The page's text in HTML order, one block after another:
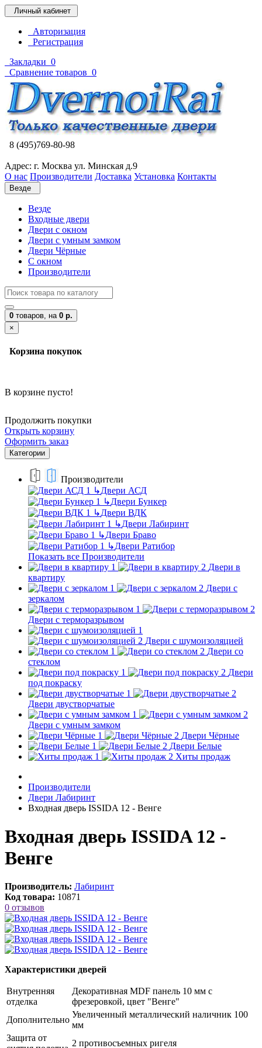
Личный кабинет
Авторизация
Регистрация
Закладки 0
Сравнение товаров 0
8 (495)769-80-98
Адрес: г. Москва ул. Минская д.9
О нас Производители Доставка Установка Контакты
Везде
Везде
Входные двери
Двери с окном
Двери с умным замком
Двери Чёрные
C окном
Производители
0 товаров, на 0 р.
×
Корзина покупок
В корзине пусто!
Продолжить покупки
Открыть корзину
Оформить заказ
Категории
Производители
↳Двери АСД
↳Двери Бункер
↳Двери ВДК
↳Двери Лабиринт
↳Двери Браво
↳Двери Ратибор
Показать все Производители
Двери в
квартиру
Двери с
зеркалом
Двери с терморазрывом
Двери с шумоизоляцией
Двери со
стеклом
Двери
под покраску
Двери двустворчатые
Двери с умным замком
Двери Чёрные
Двери Белые
Хиты продаж
Производители
Двери Лабиринт
Входная дверь ISSIDA 12 - Венге
Входная дверь ISSIDA 12 -
Венге
Производитель: Лабиринт
Код товара: 10871
0 отзывов
Характеристики дверей
Внутренняя
отделка
Декоративная MDF панель 10 мм с
фрезеровкой, цвет "Венге"
Дополнительно
Увеличенный металлический наличник 100
мм
Защита от
2 противосъемных ригеля